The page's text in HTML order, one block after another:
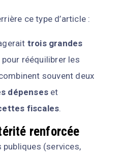
ce type d’article :
trois grandes
pour rééquilibrer les
souvent deux
dépenses et
fiscales.
renforcée
publiques (services,